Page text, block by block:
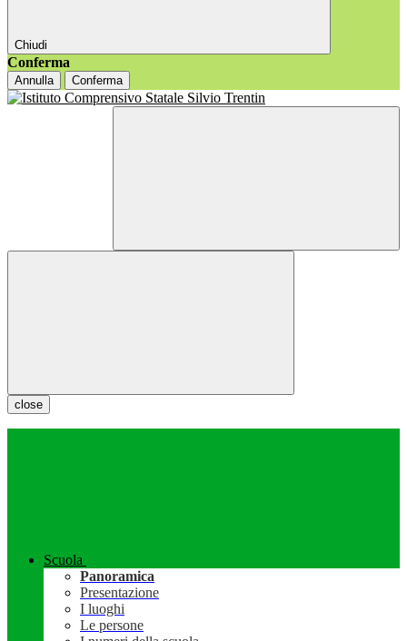
Chiudi
Conferma
Annulla Conferma
close
Scuola
Panoramica
Presentazione
I luoghi
Le persone